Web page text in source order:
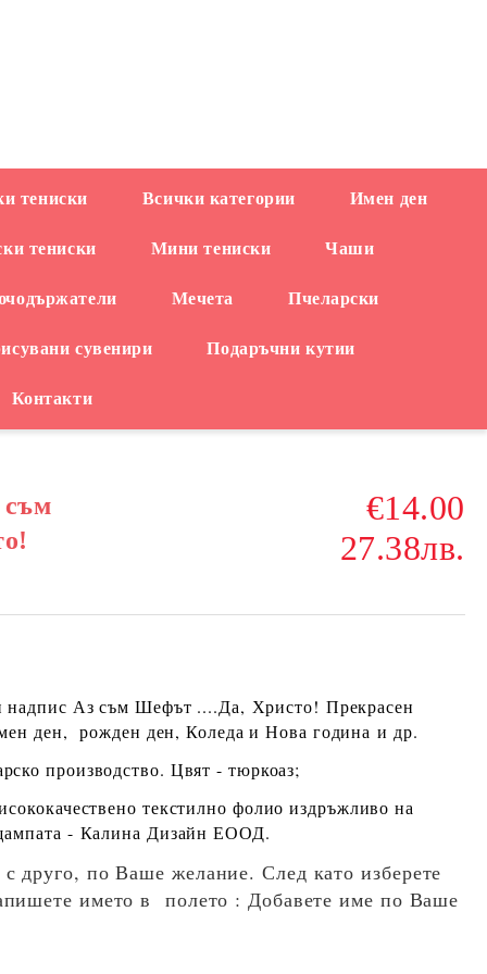
тениски Всички категории Имен ден
тениски Мини тениски Чаши
Мечета Пчеларски
сувенири Подаръчни кутии
Контакти
съм
€14.00
27.38лв.
надпис Аз съм Шефът ....Да, Христо! Прекрасен
ден, рожден ден, Коледа и Нова година и др.
производство. Цвят - тюркоаз;
текстилно фолио издръжливо на
- Калина Дизайн ЕООД.
друго, по Ваше желание. След като изберете
името в полето : Добавете име по Ваше